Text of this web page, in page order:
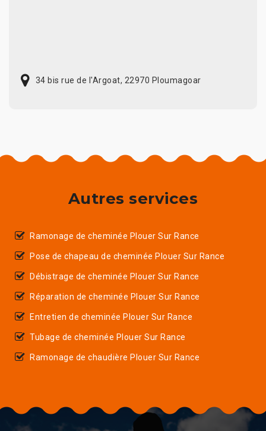
34 bis rue de l'Argoat, 22970 Ploumagoar
Autres services
Ramonage de cheminée Plouer Sur Rance
Pose de chapeau de cheminée Plouer Sur Rance
Débistrage de cheminée Plouer Sur Rance
Réparation de cheminée Plouer Sur Rance
Entretien de cheminée Plouer Sur Rance
Tubage de cheminée Plouer Sur Rance
Ramonage de chaudière Plouer Sur Rance